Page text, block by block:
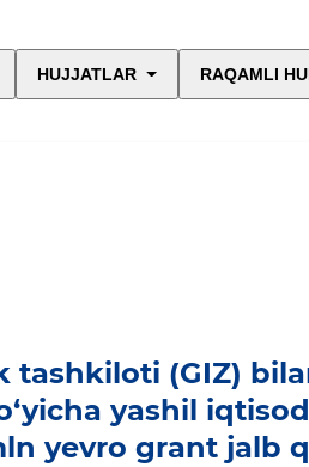
HUJJATLAR RAQAMLI
(GIZ)
yashil
yevro grant jalb